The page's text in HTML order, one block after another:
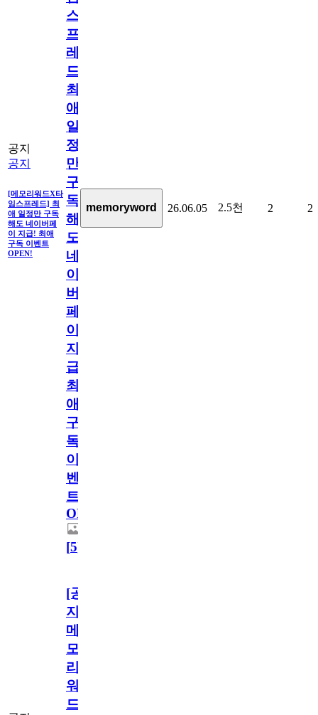
공지
공지
[메모리워드X타
임스프레드] 최
애 일정만 구독
해도 네이버페
이 지급! 최애
구독 이벤트
OPEN!
스
프
레
드]
최
애
일
정
만
구
독
해
도
네
이
버
페
이
지
급!
최
애
구
독
이
벤
트
OPEN!
[5]
memoryword 26.06.05 2.5천 2 2
[공
지]
메
모
리
워
드